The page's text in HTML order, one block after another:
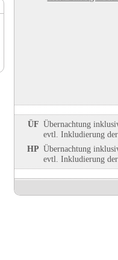
ÜF Übernachtung
evtl. Inkludierung
HP Übernachtung
evtl. Inkludierung